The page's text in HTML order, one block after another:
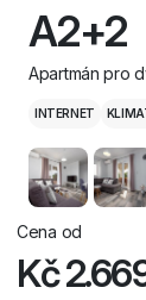
A2+2
Apartmán pro
INTERNET
Cena od
Kč